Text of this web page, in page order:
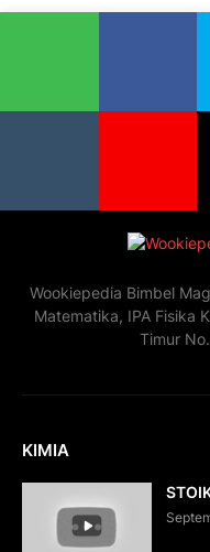
Wookiepedia Bimbel
Matematika, IPA Fisika
Timur
KIMIA